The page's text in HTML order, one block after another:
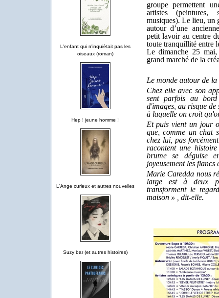
L'enfant qui n'inquiétait pas les
oiseaux (roman)
Hep ! jeune homme !
L'Ange curieux et autres nouvelles
Suzy bar (et autres histoires)
groupe permettent
artistes (peintures,
musiques). Le lieu, un
autour d’une
petit lavoir au centre
toute tranquillité entre
Le dimanche 25 mai,
grand marché de la
Le monde autour de la
Chez elle avec son
sent parfois au
d'images, au risque de
à laquelle on croit
Et puis vient un jour
que, comme un chat
chez lui, pas
racontent une
brume se déguise
joyeusement les flancs
Marie Caredda nous
large est à deux
transforment le
maison » , dit-elle.